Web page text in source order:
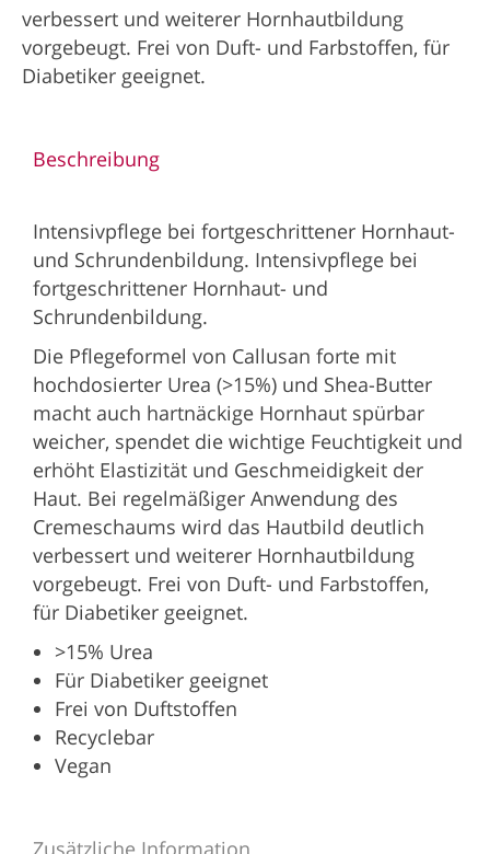
verbessert und weiterer Hornhautbildung
vorgebeugt. Frei von Duft- und Farbstoffen, für
Diabetiker geeignet.
Beschreibung
Intensivpflege bei fortgeschrittener Hornhaut-
und Schrundenbildung. Intensivpflege bei
fortgeschrittener Hornhaut- und
Schrundenbildung.
Die Pflegeformel von Callusan forte mit
hochdosierter Urea (>15%) und Shea-Butter
macht auch hartnäckige Hornhaut spürbar
weicher, spendet die wichtige Feuchtigkeit und
erhöht Elastizität und Geschmeidigkeit der
Haut. Bei regelmäßiger Anwendung des
Cremeschaums wird das Hautbild deutlich
verbessert und weiterer Hornhautbildung
vorgebeugt. Frei von Duft- und Farbstoffen,
für Diabetiker geeignet.
>15% Urea
Für Diabetiker geeignet
Frei von Duftstoffen
Recyclebar
Vegan
Zusätzliche Information